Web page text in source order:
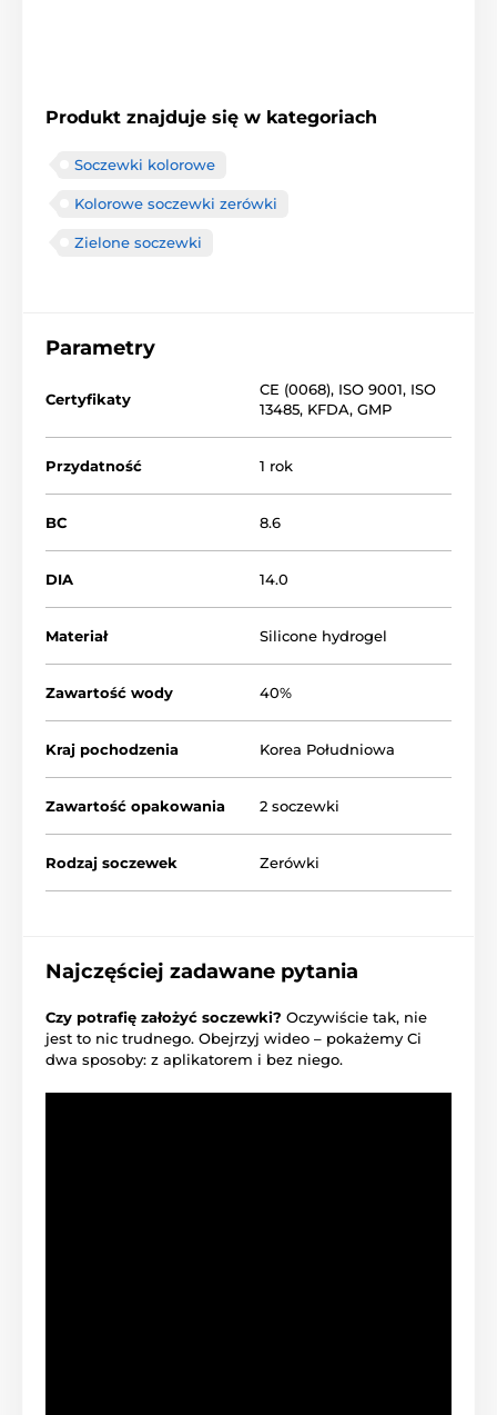
Produkt znajduje się w kategoriach
Soczewki kolorowe
Kolorowe soczewki zerówki
Zielone soczewki
Parametry
Certyfikaty
CE (0068), ISO 9001, ISO
13485, KFDA, GMP
Przydatność 1 rok
BC 8.6
DIA 14.0
Materiał Silicone hydrogel
Zawartość wody 40%
Kraj pochodzenia Korea Południowa
Zawartość opakowania 2 soczewki
Rodzaj soczewek Zerówki
Najczęściej zadawane pytania
Czy potrafię założyć soczewki? Oczywiście tak, nie
jest to nic trudnego. Obejrzyj wideo – pokażemy Ci
dwa sposoby: z aplikatorem i bez niego.